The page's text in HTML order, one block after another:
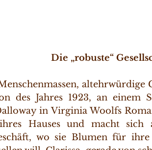
Die „robuste“
altehrwürdige
des Jahres 1923, an einem
in Virginia Woolfs
Hauses und macht sich
wo sie Blumen für